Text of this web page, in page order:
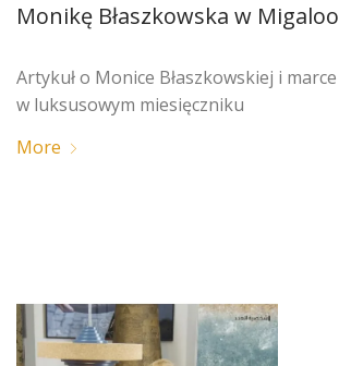
Monikę Błaszkowska w
Artykuł o Monice Błaszkowskiej i
w luksusowym miesięczniku
More